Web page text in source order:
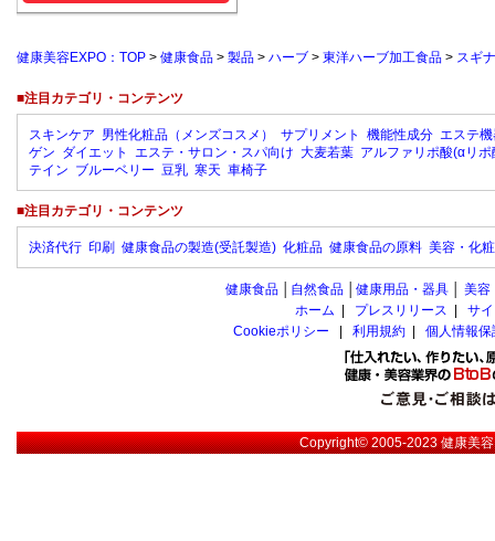
健康美容EXPO：TOP > 健康食品 > 製品 > ハーブ > 東洋ハーブ加工食品 > スギナ
■注目カテゴリ・コンテンツ
スキンケア 男性化粧品（メンズコスメ） サプリメント 機能性成分 エステ
ゲン ダイエット エステ・サロン・スパ向け 大麦若葉 アルファリポ酸(αリポ
テイン ブルーベリー 豆乳 寒天 車椅子
■注目カテゴリ・コンテンツ
決済代行 印刷 健康食品の製造(受託製造) 化粧品 健康食品の原料 美容・化
健康食品 自然食品 健康用品・器具 美容
ホーム
プレスリリース
サ
Cookieポリシー
利用規約 個人情報
Copyright© 2005-2023健康美